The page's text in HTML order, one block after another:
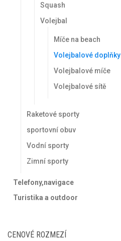
Squash
Volejbal
Míče na beach
Volejbalové doplňky
Volejbalové míče
Volejbalové sítě
Raketové sporty
sportovní obuv
Vodní sporty
Zimní sporty
Telefony,navigace
Turistika a outdoor
CENOVÉ ROZMEZÍ